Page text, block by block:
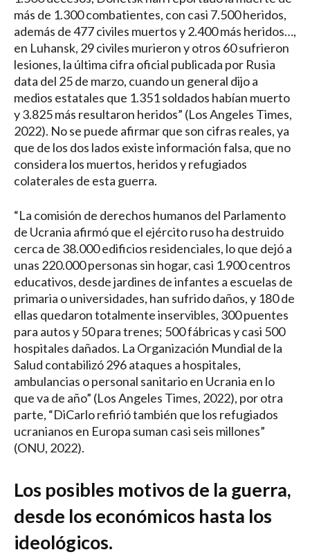
más de 1.300 combatientes, con casi 7.500 heridos,
además de 477 civiles muertos y 2.400 más heridos…,
en Luhansk, 29 civiles murieron y otros 60 sufrieron
lesiones, la última cifra oficial publicada por Rusia
data del 25 de marzo, cuando un general dijo a
medios estatales que 1.351 soldados habían muerto
y 3.825 más resultaron heridos” (Los Angeles Times,
2022). No se puede afirmar que son cifras reales, ya
que de los dos lados existe información falsa, que no
considera los muertos, heridos y refugiados
colaterales de esta guerra.
“La comisión de derechos humanos del Parlamento
de Ucrania afirmó que el ejército ruso ha destruido
cerca de 38.000 edificios residenciales, lo que dejó a
unas 220.000 personas sin hogar, casi 1.900 centros
educativos, desde jardines de infantes a escuelas de
primaria o universidades, han sufrido daños, y 180 de
ellas quedaron totalmente inservibles, 300 puentes
para autos y 50 para trenes; 500 fábricas y casi 500
hospitales dañados. La Organización Mundial de la
Salud contabilizó 296 ataques a hospitales,
ambulancias o personal sanitario en Ucrania en lo
que va de año” (Los Angeles Times, 2022), por otra
parte, “DiCarlo refirió también que los refugiados
ucranianos en Europa suman casi seis millones”
(ONU, 2022).
Los posibles motivos de la guerra,
desde los económicos hasta los
ideológicos.